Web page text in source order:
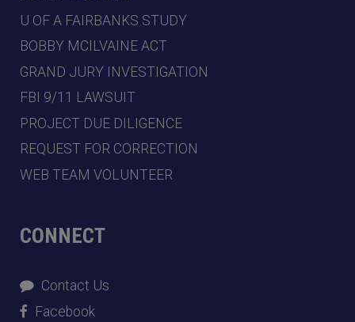
U OF A FAIRBANKS STUDY
BOBBY MCILVAINE ACT
GRAND JURY INVESTIGATION
FBI 9/11 LAWSUIT
PROJECT DUE DILIGENCE
REQUEST FOR CORRECTION
WEB TEAM VOLUNTEER
CONNECT
Contact Us
Facebook